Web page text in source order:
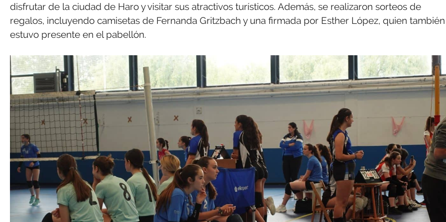
disfrutar de la ciudad de Haro y visitar sus atractivos turísticos. Además, se realizaron sorteos de
regalos, incluyendo camisetas de Fernanda Gritzbach y una firmada por Esther López, quien también
estuvo presente en el pabellón.